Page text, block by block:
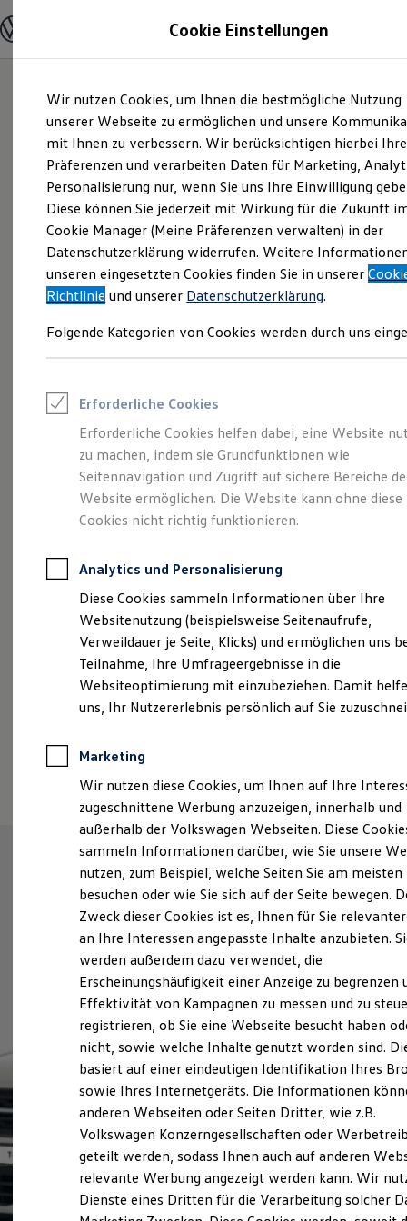
Hauptinhalt
springen
Footer
springen
Modelle und Konfigurator
Modelle vergleichen
Elektroautos
ENERGY Sondermodelle
Nutzfahrzeuge
SUV und CUV
Familienautos
Kombis
Kompaktwagen
Sportwagen
Schnell verfügbare Fahrzeuge
Angebote und Produkte
Aktuelle Angebote
E-Auto-Förderung
Volkswagen Marktplatz
Junge Gebrauchtwagen und Gebrauchtwagen
Saisonangebote
Leasing
Leasing-Angebote
Gebrauchtwagen Leasing
Junge Gebrauchtwagen-Leasing
Elektroauto Leasing
Kleinwagen-Leasing
Leasing ohne Anzahlung
Autokredit mit Schlussrate
Versicherungen und Garantien
Kfz-Versicherung
Restschuldversicherungen
Garantien
Wartungsverträge
Geschäftskunden
Professional Class bei Volkswagen
Großkunden
Behörden
Anpfiff zum Gewinn
Elektroautos
ID. Tutorials
Elektrofahrzeugkonzepte
Reichweite
Reichweite der ID. Modelle
Reichweite im Winter
Laden
Laden unterwegs
Laden Zuhause
Ladezeitensimulator
Batterie
Sicherheit
Garantie und Lebensdauer
Nachhaltigkeit
Technologie
Kosten und Kauf
Verbrauchskosten
Kaufoptionen
E-Auto-Förderung
Software und Konnektivität
Die ID. Software 6
ID. Software Versionen und Updates
Digitale Extras
Schnittstellen zu Ihrem ID.
Ihr Begleiter für Alltag
und Freizeit. Der T-
Cross.
Cookie Einstellungen
Wir nutzen Cookies, um Ihnen die bestmögliche Nutzung
unserer Webseite zu ermöglichen und unsere
mit Ihnen zu verbessern. Wir berücksichtigen hierbei Ihre
Präferenzen und verarbeiten Daten für Marketing,
Personalisierung nur, wenn Sie uns Ihre Einwilligung
Diese können Sie jederzeit mit Wirkung für die Zukunft
Cookie Manager (Meine Präferenzen verwalten) in der
Datenschutzerklärung widerrufen. Weitere
unseren eingesetzten Cookies finden Sie in unserer
Richtlinie und unserer Datenschutzerklärung.
Folgende Kategorien von Cookies werden durch uns
Erforderliche Cookies
Erforderliche Cookies helfen dabei, eine Website
zu machen, indem sie Grundfunktionen wie
Seitennavigation und Zugriff auf sichere Bereiche
Website ermöglichen. Die Website kann ohne diese
Cookies nicht richtig funktionieren.
Analytics und Personalisierung
Diese Cookies sammeln Informationen über Ihre
Websitenutzung (beispielsweise Seitenaufrufe,
Verweildauer je Seite, Klicks) und ermöglichen uns
Teilnahme, Ihre Umfrageergebnisse in die
Websiteoptimierung mit einzubeziehen. Damit
uns, Ihr Nutzererlebnis persönlich auf Sie
Marketing
Wir nutzen diese Cookies, um Ihnen auf Ihre
zugeschnittene Werbung anzuzeigen, innerhalb und
außerhalb der Volkswagen Webseiten. Diese
sammeln Informationen darüber, wie Sie unsere
nutzen, zum Beispiel, welche Seiten Sie am meisten
besuchen oder wie Sie sich auf der Seite bewegen.
Zweck dieser Cookies ist es, Ihnen für Sie
an Ihre Interessen angepasste Inhalte anzubieten.
werden außerdem dazu verwendet, die
Erscheinungshäufigkeit einer Anzeige zu begrenzen
Effektivität von Kampagnen zu messen und zu
registrieren, ob Sie eine Webseite besucht haben
nicht, sowie welche Inhalte genutzt worden sind.
basiert auf einer eindeutigen Identifikation Ihres
sowie Ihres Internetgeräts. Die Informationen
anderen Webseiten oder Seiten Dritter, wie z.B.
Volkswagen Konzerngesellschaften oder
geteilt werden, sodass Ihnen auch auf anderen
relevante Werbung angezeigt werden kann. Wir
Dienste eines Dritten für die Verarbeitung solcher